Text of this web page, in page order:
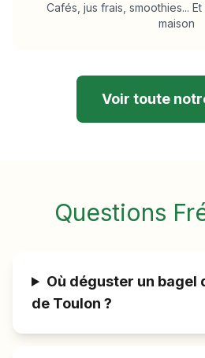
Cafés, jus frais, smoothies...
maison
Voir toute
Questions
Où déguster un bagel
de Toulon ?